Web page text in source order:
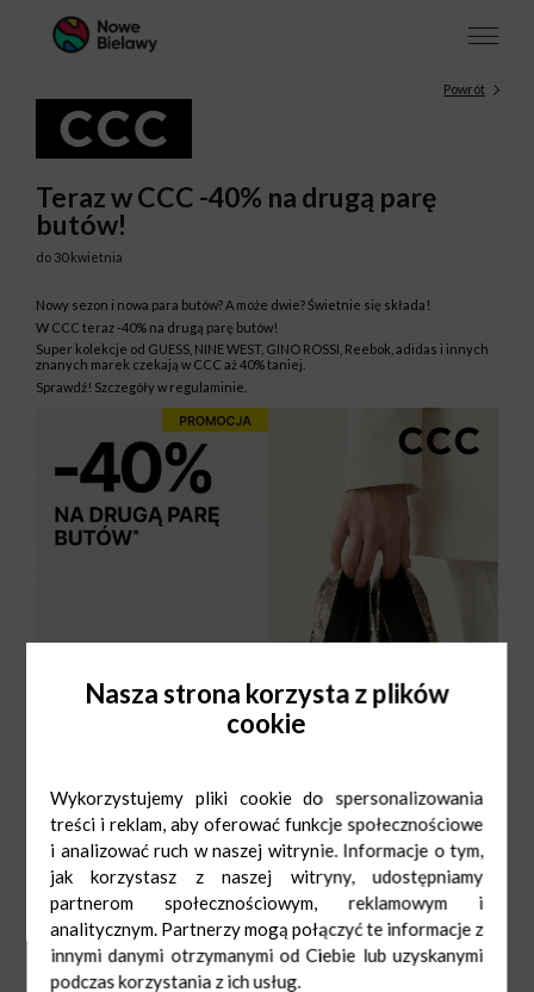
Powrót
Teraz w CCC -40% na drugą parę
butów!
do 30 kwietnia
Nowy sezon i nowa para butów? A może dwie? Świetnie się składa!
W CCC teraz -40% na drugą parę butów!
Super kolekcje od GUESS, NINE WEST, GINO ROSSI, Reebok, adidas i innych
znanych marek czekają w CCC aż 40% taniej.
Sprawdź! Szczegóły w regulaminie.
Nasza strona korzysta z plików
cookie
Wykorzystujemy pliki cookie do spersonalizowania
treści i reklam, aby oferować funkcje społecznościowe
i analizować ruch w naszej witrynie. Informacje o tym,
jak korzystasz z naszej witryny, udostępniamy
partnerom społecznościowym, reklamowym i
analitycznym. Partnerzy mogą połączyć te informacje z
innymi danymi otrzymanymi od Ciebie lub uzyskanymi
podczas korzystania z ich usług.